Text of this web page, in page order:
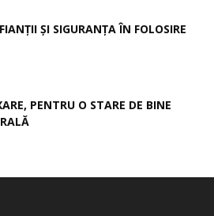
ȘI SIGURANȚA ÎN FOLOSIRE
PENTRU O STARE DE BINE